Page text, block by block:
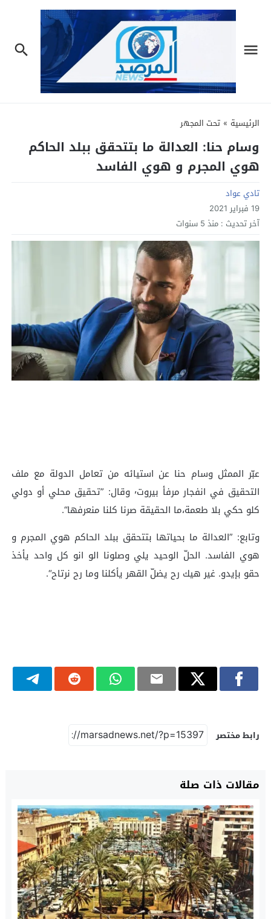
الرئيسية » تحت المجهر
وسام حنا: العدالة ما بتتحقق ببلد الحاكم
هوي المجرم و هوي الفاسد
تادي عواد
19 فبراير 2021
آخر تحديث : منذ 5 سنوات
عبّر الممثل وسام حنا عن استيائه من تعامل الدولة مع ملف
التحقيق في انفجار مرفأ بيروت٬ وقال: ”تحقيق محلي أو دولي
كلو حكي بلا طعمة،ما الحقيقة صرنا كلنا منعرفها“.
وتابع: ”العدالة ما بحياتها بتتحقق ببلد الحاكم هوي المجرم و
هوي الفاسد. الحلّ الوحيد يلي وصلونا الو انو كل واحد يأخذ
حقو بإيدو. غير هيك رح يضلّ القهر يأكلنا وما رح نرتاح“.
رابط مختصر
مقالات ذات صلة